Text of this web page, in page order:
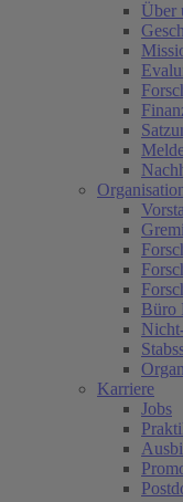
Über
Büro
Karriere
Jobs